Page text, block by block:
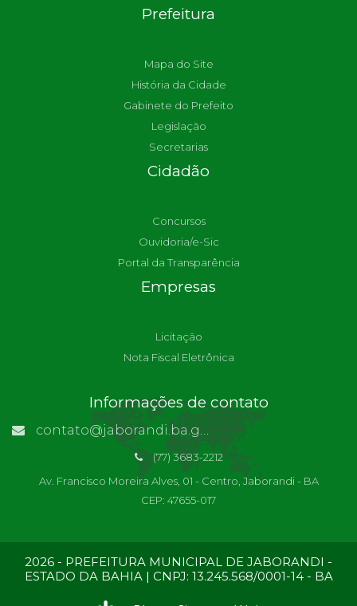
Prefeitura
Mapa do Site
História da Cidade
Gabinete do Prefeito
Legislação
Secretarias
Cidadão
Concursos
Ouvidoria/e-Sic
Portal da Transparência
Empresas
Licitação
Nota Fiscal Eletrônica
Informações de contato
contato@jaborandi.ba.gov.br | Funcionário Responsável: Ronaldo Da Paz Dourado
(77) 3683-2212
Av. Francisco Moreira Alves, 01 - Centro, Jaborandi - BA
CEP: 47655-017
2026 - PREFEITURA MUNICIPAL DE JABORANDI -
ESTADO DA BAHIA | CNPJ: 13.245.568/0001-14 - BA